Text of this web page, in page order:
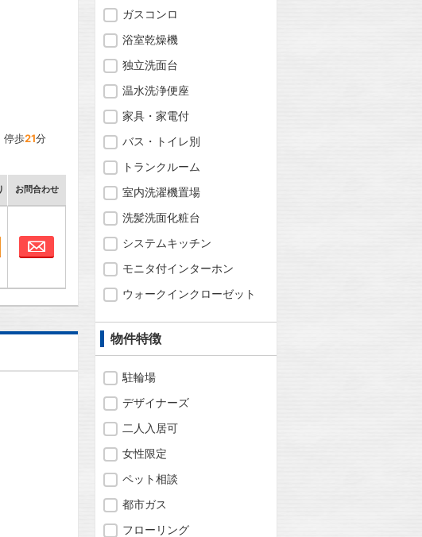
停歩21分
お問合わせ
お問合わせ
ガスコンロ
浴室乾燥機
独立洗面台
温水洗浄便座
家具・家電付
バス・トイレ別
トランクルーム
室内洗濯機置場
洗髪洗面化粧台
システムキッチン
モニタ付インターホン
ウォークインクローゼット
物件特徴
駐輪場
デザイナーズ
二人入居可
女性限定
ペット相談
都市ガス
フローリング